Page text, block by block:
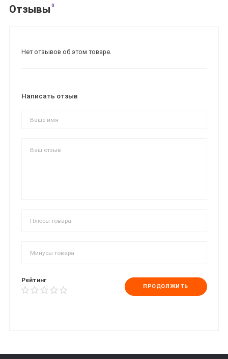
Отзывы 0
Нет отзывов об этом товаре.
Написать отзыв
Рейтинг
ПРОДОЛЖИТЬ